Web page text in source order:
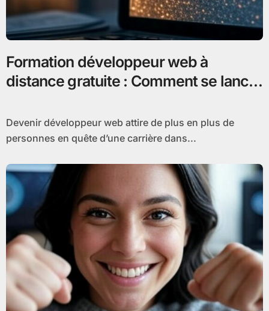
Formation développeur web à
distance gratuite : Comment se lancer
Devenir développeur web attire de plus en plus de
personnes en quête d’une carrière dans...